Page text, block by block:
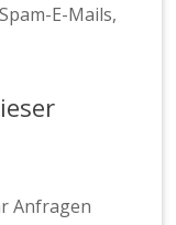
E-Mails,
Anfragen